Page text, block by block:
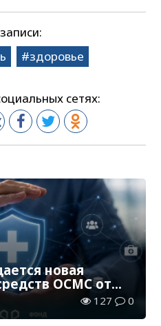
здоровье
сетях:
новая
ОСМС от
127 0